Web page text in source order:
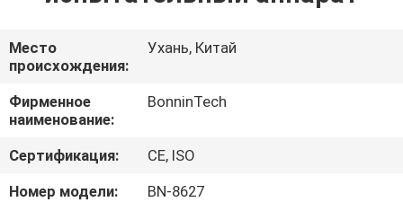
О
НАС
ПУТЕШЕСТВИЕ
ФАБРИКИ
Место
происхождения:
Ухань, Китай
Фирменное
наименование:
BonninTech
Сертификация:
CE, ISO
Номер модели:
BN-8627